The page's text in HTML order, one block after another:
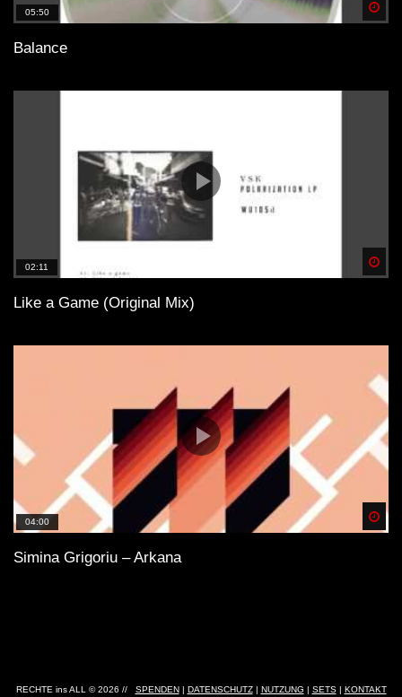
05:50
Balance
02:11
Like a Game (Original Mix)
04:00
Simina Grigoriu – Arkana
RECHTE ins ALL © 2026 // SPENDEN| DATENSCHUTZ| NUTZUNG | SETS| KONTAKT